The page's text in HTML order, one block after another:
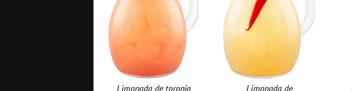
Limonada de toronja
Limonada de